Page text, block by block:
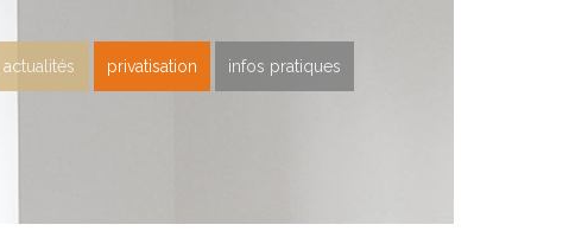
actualités privatisation infos pratiques